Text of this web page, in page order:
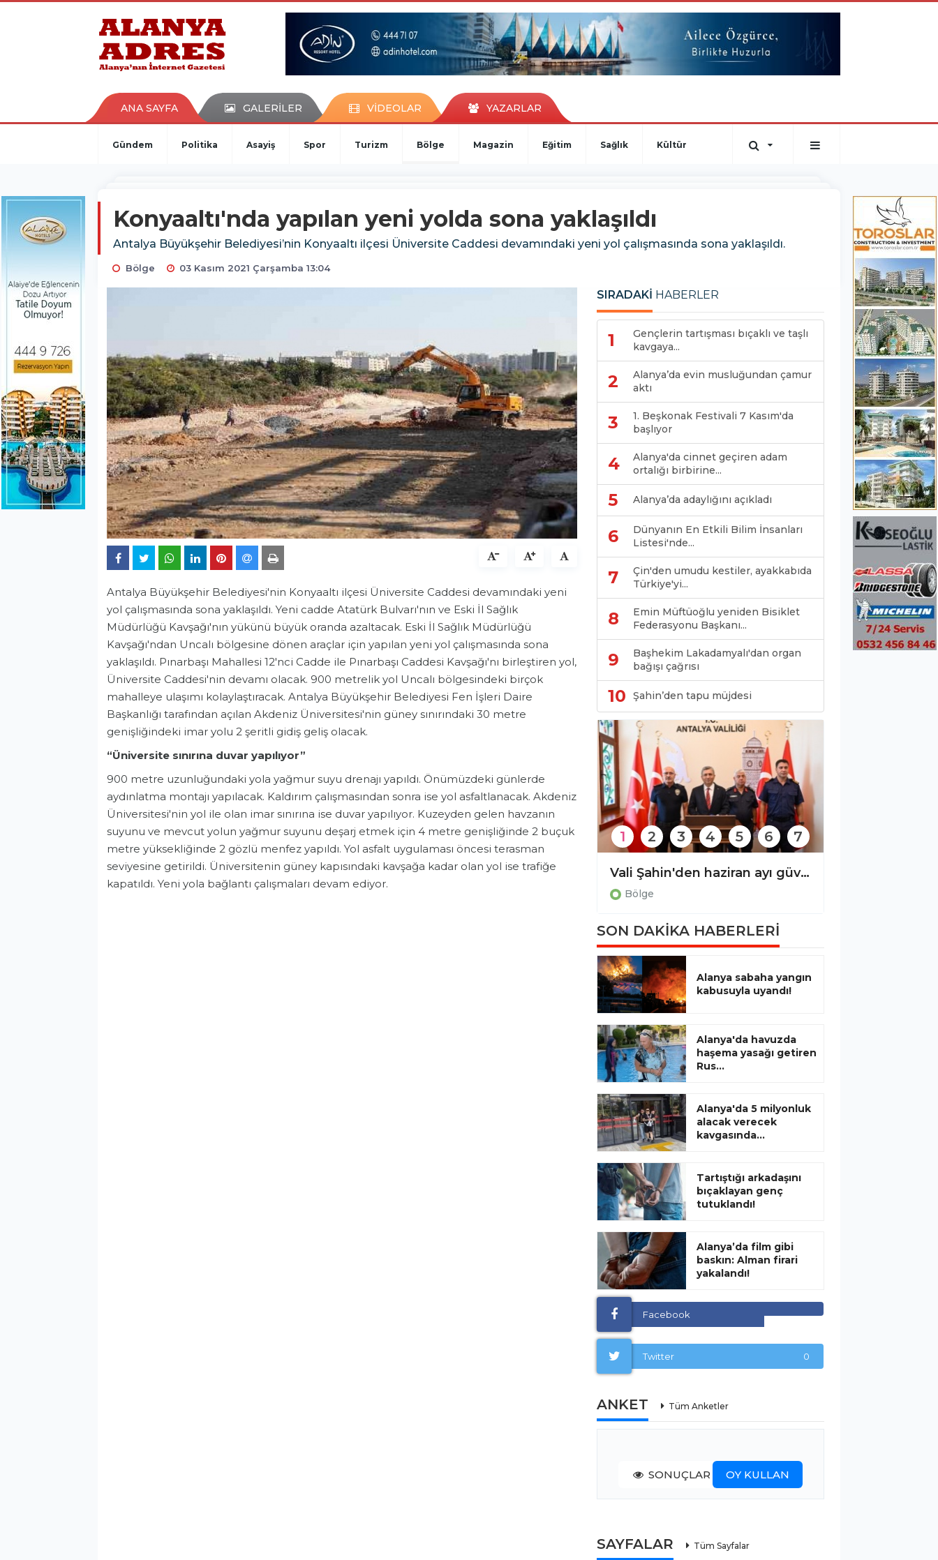
kaçak bahis
porno izle
ANA SAYFA GALERİLER VİDEOLAR YAZARLAR
Gündem Politika Asayiş Spor Turizm Bölge Magazin Eğitim Sağlık Kültür
Konyaaltı'nda yapılan yeni yolda sona yaklaşıldı
Antalya Büyükşehir Belediyesi’nin Konyaaltı ilçesi Üniversite Caddesi devamındaki yeni yol çalışmasında sona yaklaşıldı.
Bölge 03 Kasım 2021 Çarşamba 13:04
Antalya Büyükşehir Belediyesi'nin Konyaaltı ilçesi Üniversite Caddesi devamındaki yeni
yol çalışmasında sona yaklaşıldı. Yeni cadde Atatürk Bulvarı'nın ve Eski İl Sağlık
Müdürlüğü Kavşağı'nın yükünü büyük oranda azaltacak. Eski İl Sağlık Müdürlüğü
Kavşağı'ndan Uncalı bölgesine dönen araçlar için yapılan yeni yol çalışmasında sona
yaklaşıldı. Pınarbaşı Mahallesi 12'nci Cadde ile Pınarbaşı Caddesi Kavşağı'nı birleştiren yol,
Üniversite Caddesi'nin devamı olacak. 900 metrelik yol Uncalı bölgesindeki birçok
mahalleye ulaşımı kolaylaştıracak. Antalya Büyükşehir Belediyesi Fen İşleri Daire
Başkanlığı tarafından açılan Akdeniz Üniversitesi'nin güney sınırındaki 30 metre
genişliğindeki imar yolu 2 şeritli gidiş geliş olacak.
“Üniversite sınırına duvar yapılıyor”
900 metre uzunluğundaki yola yağmur suyu drenajı yapıldı. Önümüzdeki günlerde
aydınlatma montajı yapılacak. Kaldırım çalışmasından sonra ise yol asfaltlanacak. Akdeniz
Üniversitesi'nin yol ile olan imar sınırına ise duvar yapılıyor. Kuzeyden gelen havzanın
suyunu ve mevcut yolun yağmur suyunu deşarj etmek için 4 metre genişliğinde 2 buçuk
metre yüksekliğinde 2 gözlü menfez yapıldı. Yol asfalt uygulaması öncesi terasman
seviyesine getirildi. Üniversitenin güney kapısındaki kavşağa kadar olan yol ise trafiğe
kapatıldı. Yeni yola bağlantı çalışmaları devam ediyor.
SIRADAKİ HABERLER
1
Gençlerin tartışması bıçaklı ve taşlı
kavgaya...
2
Alanya’da evin musluğundan çamur
aktı
3
1. Beşkonak Festivali 7 Kasım'da
başlıyor
4
Alanya'da cinnet geçiren adam
ortalığı birbirine...
5 Alanya’da adaylığını açıkladı
6
Dünyanın En Etkili Bilim İnsanları
Listesi'nde...
7
Çin'den umudu kestiler, ayakkabıda
Türkiye'yi...
8
Emin Müftüoğlu yeniden Bisiklet
Federasyonu Başkanı...
9
Başhekim Lakadamyalı'dan organ
bağışı çağrısı
10 Şahin’den tapu müjdesi
Böcek ailesine şok! Mal varlıklarına el konuldu
Bölge
Kalkınmada yeni dönem! Vali Şahin'den haziran ayı güvenlik açıklaması!
Bölge
1 2 3 4 5 6 7
SON DAKİKA HABERLERİ
Alanya sabaha yangın
kabusuyla uyandı!
Alanya'da havuzda
haşema yasağı getiren
Rus...
Alanya'da 5 milyonluk
alacak verecek
kavgasında...
Tartıştığı arkadaşını
bıçaklayan genç
tutuklandı!
Alanya’da film gibi
baskın: Alman firari
yakalandı!
Facebook
Twitter 0
ANKET Tüm Anketler
SONUÇLAR OY KULLAN
SAYFALAR Tüm Sayfalar